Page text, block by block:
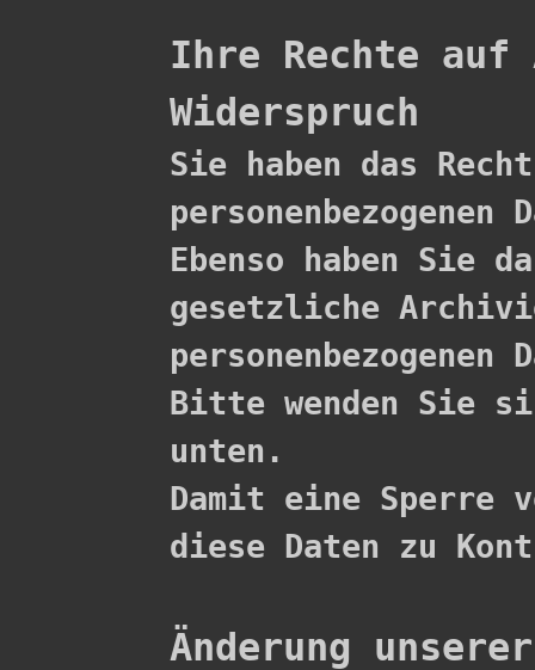
Ihre Rechte auf
Widerspruch
Sie haben das
Ebenso haben Sie
gesetzliche
personenbezogenen
Bitte wenden Sie
unten.
Damit eine Sperre
diese Daten zu
Änderung